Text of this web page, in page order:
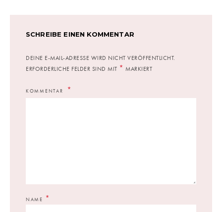
SCHREIBE EINEN KOMMENTAR
DEINE E-MAIL-ADRESSE WIRD NICHT VERÖFFENTLICHT.
ERFORDERLICHE FELDER SIND MIT * MARKIERT
KOMMENTAR
NAME *